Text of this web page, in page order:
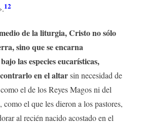
12
de la liturgia, Cristo no sólo
sino que se encarna
las especies eucarísticas,
en el altarsin necesidad de
el de los Reyes Magos ni del
como el que les dieron a los pastores,
al recién nacido acostado en el